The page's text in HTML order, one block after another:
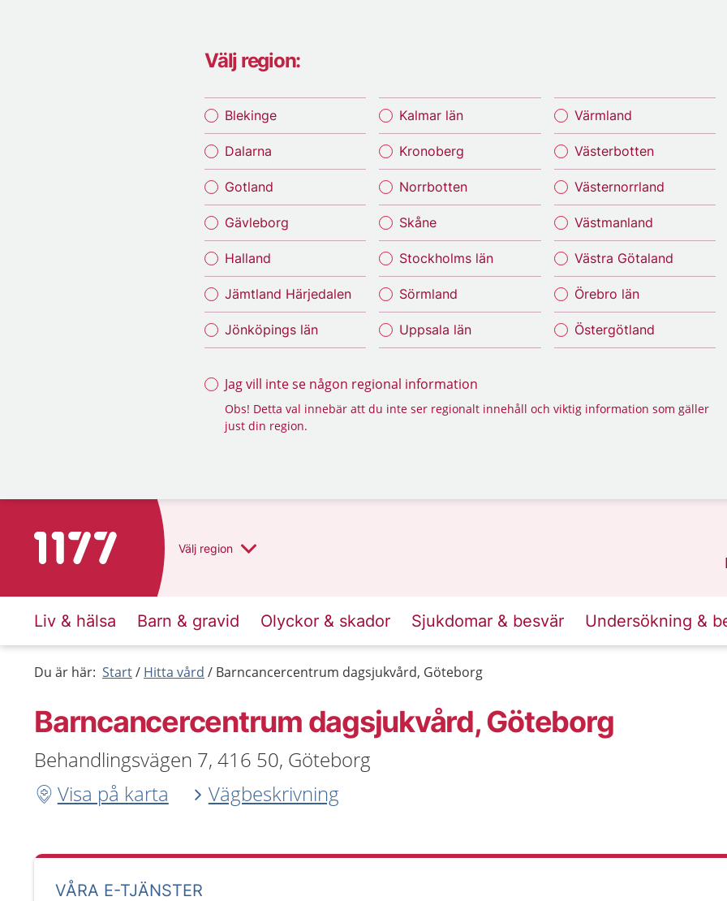
Välj region:
Blekinge
Dalarna
Gotland
Gävleborg
Halland
Jämtland Härjedalen
Jönköpings län
Kalmar län
Kronoberg
Norrbotten
Skåne
Stockholms län
Sörmland
Uppsala län
Värmland
Västerbotten
Västernorrland
Västmanland
Västra Götaland
Örebro län
Östergötland
Jag vill inte se någon regional information
Obs! Detta val innebär att du inte ser regionalt innehåll och viktig information som gäller
just din region.
Till startsidan för 1177 Välj region
Liv & hälsa Barn & gravid Olyckor & skador Sjukdomar & besvär Undersökning &
Du är här: Start Hitta vård Barncancercentrum dagsjukvård, Göteborg
Barncancercentrum dagsjukvård, Göteborg
Behandlingsvägen 7, 416 50, Göteborg
Visa på karta
Vägbeskrivning
VÅRA E-TJÄNSTER